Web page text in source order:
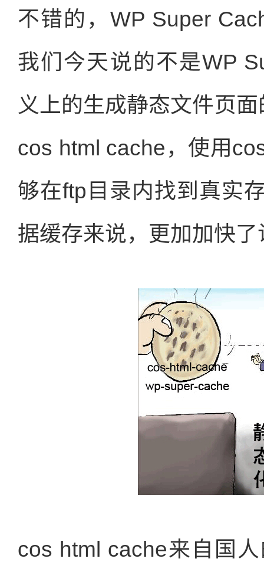
不错的，WP Super
我们今天说的不是WP
义上的生成静态文件页
cos html cache，使用
够在ftp目录内找到真实
据缓存来说，更加加快
cos html cache来自国